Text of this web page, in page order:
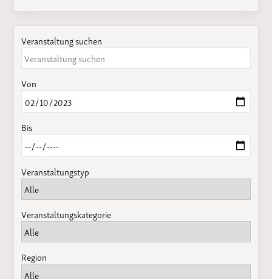
Veranstaltung suchen
Von
Bis
Veranstaltungstyp
Veranstaltungskategorie
Region